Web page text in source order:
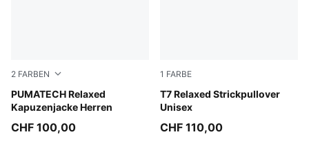
2 FARBEN
PUMATECH Relaxed
Kapuzenjacke Herren
Puma Black
CHF 100,00
1 FARBE
T7 Relaxed Strickpullover
Unisex
Inky Depths-Créme De Mint
CHF 110,00